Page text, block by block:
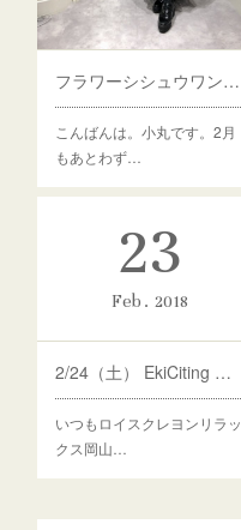
フラワーシシュウワンピース
こんばんは。小丸です。2月
もあとわず…
23
Feb 2018
2/24（土） EkiCiting お買物券プレゼント！
いつもロイスクレヨンリラッ
クス岡山…